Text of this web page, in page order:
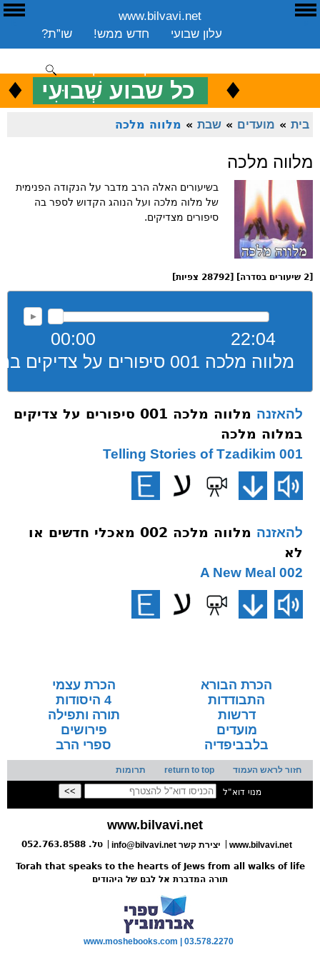
www.bilvavi.net
שו”ת?
חדש ממש!
עלון שבועי
שיעורים שבועי
ספרים
ארכיון
סקירה כללית
ENGLISH ♦ כל שבוע שְׁבוּעִי ♦
בית » מועדים » שבת » מלווה מלכה
מלווה מלכה
בשיעורים האלה הרב מדבר על הנקודה הפנימית
של מלוה מלכה ועל הנוהג הקדוש לספר בה
סיפורים מצדיקים.
00:00
22:04
מלווה מלכה 001 סיפורים על צדיקים במלוה מלכה
להאזנה
מלווה מלכה 001 סיפורים על צדיקים
במלוה מלכה
001 Telling Stories of Tzadikim
להאזנה
מלווה מלכה 002 מאכלי חדשים או
לא
002 A New Meal
הכרת הבורא
הכרת עצמי
התבודדות
4 היסודות
דרשות
תורה ותפילה
מועדים
פירושים
בלבביפדיה
ספרי הרב
חזור לראש העמוד return to top תרומות
מנוי דוא"ל
www.bilvavi.net
www.bilvavi.net info@bilvavi.net יצירת קשר טל. 052.763.8588
Torah that speaks to the hearts of Jews from all walks of life
תורה המדברת אל לבם של היהודים
www.moshebooks.com | 03.578.2270